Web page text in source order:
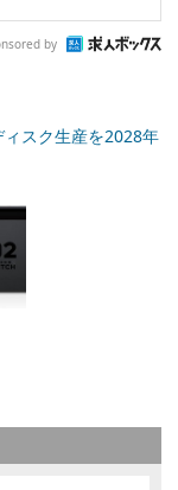
by
スク生産を2028年